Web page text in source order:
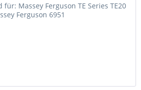
Massey Ferguson TE Series TE20
Ferguson 6951